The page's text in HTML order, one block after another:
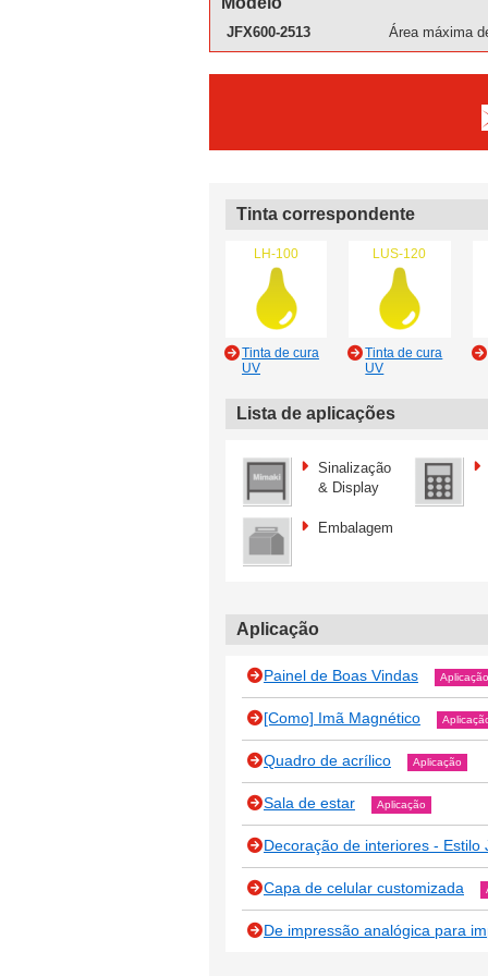
JFX600-2513 Área máxima
Tinta correspondente
LH-100
Tinta de cura
UV
LUS-120
Tinta de cura
UV
Lista de aplicações
Sinalização
& Display
Embalagem
Aplicação
Painel de Boas Vindas Aplicação
[Como] Imã Magnético
Quadro de acrílico Aplicação
Sala de estar Aplicação
Decoração de interiores - Estilo
Capa de celular customizada
De impressão analógica para